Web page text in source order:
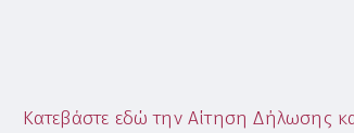
Κατεβάστε εδώ την Αίτηση Δήλωσης